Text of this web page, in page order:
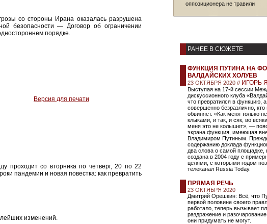
со стороны Ирана оказалась разрушена
безопасности — Договор об ограничении
порядке.
Версия для печати
проходит со вторника по четверг, 20 по 22
пандемии и новая повестка: как превратить
изменений.
оппозиционера не травили
РАНЕЕ В СЮЖЕТЕ
ФУНКЦИЯ ПУТИНА НА
ВАЛДАЙСКИХ ХОЛУЕВ
23 ОКТЯБРЯ 2020 // ИГОРЬ
Выступая на 17-й сессии
дискуссионного клуба
что превратился в функцию,
совершенно безразлично, кто
обвиняет. «Как меня только
клыками, и так, и сяк, во
меня это не колышет», —
экрана функция, имеющая
Владимиром Путиным.
содержанию доклада
два слова о самой площадке,
создана в 2004 году с
целями, с которыми годом
телеканал Russia Today.
ПРЯМАЯ РЕЧЬ
23 ОКТЯБРЯ 2020
Дмитрий Орешкин: Всё, что
первой половине своего
работало, теперь вызывает
раздражение и
они придумать не могут.